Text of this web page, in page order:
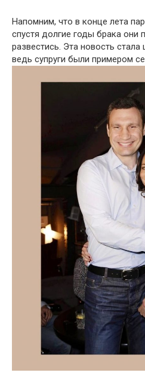
Напомним, что в конце лета
спустя долгие годы брака они
развестись. Эта новость
ведь супруги были примером